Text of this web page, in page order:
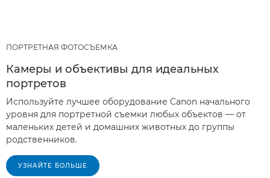
ПОРТРЕТНАЯ ФОТОСЪЕМКА
Камеры и объективы для идеальных
портретов
Используйте лучшее оборудование Canon начального
уровня для портретной съемки любых объектов — от
маленьких детей и домашних животных до группы
родственников.
УЗНАЙТЕ БОЛЬШЕ